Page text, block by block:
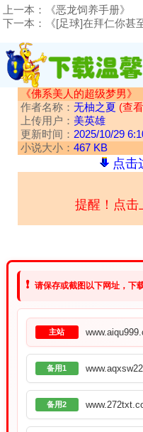
上一本：
《恶龙饲养手册》
下一本：
《[足球]在拜仁你甚
《佛系美人的超级梦男》
作者名称： 无柚之夏 (查
上传用户： 美英雄
更新时间： 2025/10/29
小说大小： 467 KB
点击
提醒！点击
❗ 请保存或截图以下网址，下
主站
备用1
备用2